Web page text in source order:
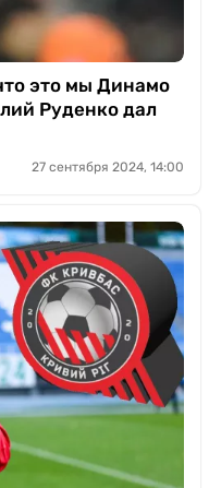
это мы Динамо
Руденко дал
27 сентября 2024, 14:00